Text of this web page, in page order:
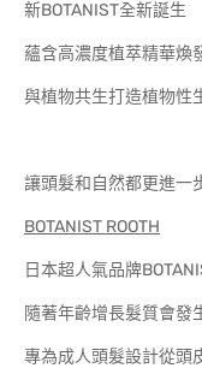
新BOTANIST全新誕生
蘊含高濃度植萃精華煥
與植物共生打造植物性
讓頭髮和自然都更進一
BOTANIST ROOTH
日本超人氣品牌
隨著年齡增長髮質會發
專為成人頭髮設計從頭